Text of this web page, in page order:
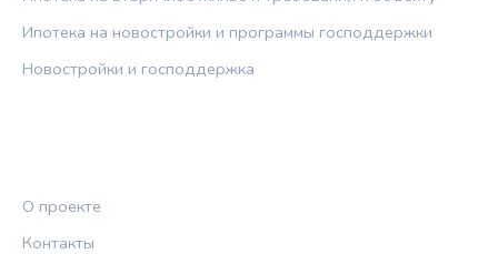
Ипотека на новостройки и программы господдержки
Новостройки и господдержка
О проекте
Контакты